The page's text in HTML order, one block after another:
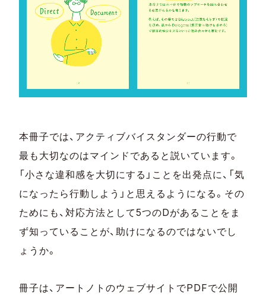
本冊子では、アクティブバイスタンダーの行動で
最も大切なのはマインドであると説いています。
「小さな違和感を大切にする」ことを出発点に、「気
になったら行動しよう」と思えるようになる。その
ためにも、対応方法として5つのDがあることをま
ず知っていることが、助けになるのではないでし
ょうか。
冊子は、アートノトのウェブサイトでPDFで公開